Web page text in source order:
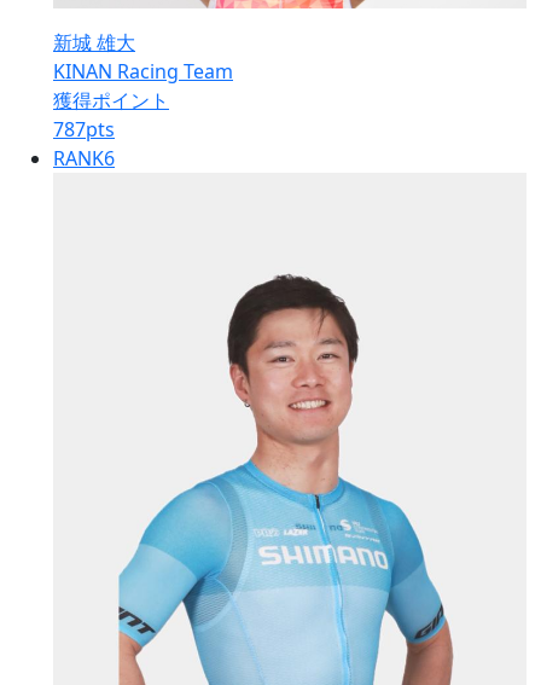
新城 雄大
KINAN Racing Team
獲得ポイント
787pts
RANK6